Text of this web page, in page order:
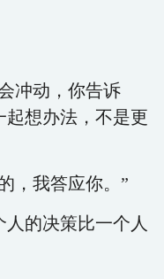
冲动，你告诉
想办法，不是更
，我答应你。”
的决策比一个人